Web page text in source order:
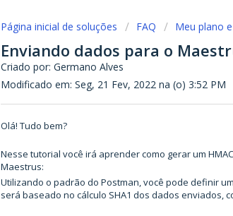
Página inicial de soluções FAQ Meu plano
Enviando dados para o
Criado por: Germano Alves
Modificado em: Seg, 21 Fev, 2022 na (o) 3:52 PM
Olá! Tudo bem?
Nesse tutorial você irá aprender como gerar um
Maestrus:
Utilizando o padrão do Postman, você pode definir
será baseado no cálculo SHA1 dos dados enviados,